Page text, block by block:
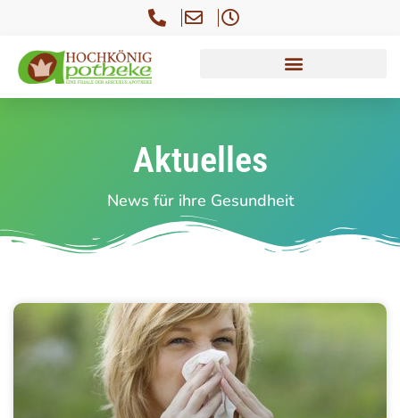
Aktuelles
News für ihre Gesundheit